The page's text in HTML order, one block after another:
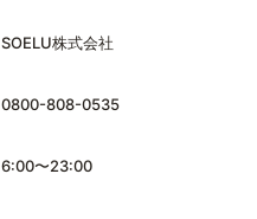
SOELU株式会社
0800-808-0535
6:00〜23:00